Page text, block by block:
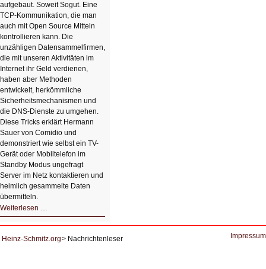
aufgebaut. Soweit Sogut. Eine
TCP-Kommunikation, die man
auch mit Open Source Mitteln
kontrollieren kann. Die
unzähligen Datensammelfirmen,
die mit unseren Aktivitäten im
Internet ihr Geld verdienen,
haben aber Methoden
entwickelt, herkömmliche
Sicherheitsmechanismen und
die DNS-Dienste zu umgehen.
Diese Tricks erklärt Hermann
Sauer von Comidio und
demonstriert wie selbst ein TV-
Gerät oder Mobiltelefon im
Standby Modus ungefragt
Server im Netz kontaktieren und
heimlich gesammelte Daten
übermitteln.
Weiterlesen …
DNS
Heinz-Schmitz.org
Nachrichtenleser Impressum